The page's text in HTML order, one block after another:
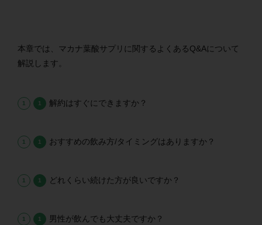
本章では、マカナ葉酸サプリに関するよくあるQ&Aについて
解説します。
解約はすぐにできますか？
おすすめの飲み方/タイミングはありますか？
どれくらい続けた方が良いですか？
男性が飲んでも大丈夫ですか？